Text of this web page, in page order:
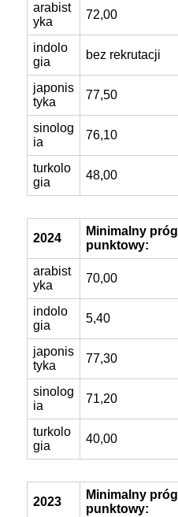
arabist
yka
72,00
indolo
gia
bez rekrutacji
japonis
tyka
77,50
sinolog
ia
76,10
turkolo
gia
48,00
2024
Minimalny próg
punktowy:
arabist
yka
70,00
indolo
gia
5,40
japonis
tyka
77,30
sinolog
ia
71,20
turkolo
gia
40,00
2023
Minimalny próg
punktowy: